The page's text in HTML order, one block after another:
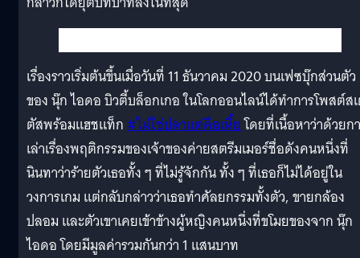
เรื่องราวเริ่มต้นขึ้นเมื่อวันที่ 11 ธันวาคม 2020 บนเฟซบุ๊กส่วนตัว
ของ นุ๊ก ไอดอ บิวตี้บล็อกเกอ ในโลกออนไลน์ได้ทำการโพสต์ส
ตัสพร้อมแฮชแท็ก#ไม่ใช่ปลาแต่คือเหี้ยโดยที่เนื้อหาว่าด้วยก
เล่าเรื่องพฤติกรรมของเจ้าของค่ายสตรีมเมอร์ชื่อดังคนหนึ่งที่
นินทาว่าร้ายตัวเธอทั้ง ๆ ที่ไม่รู้จักกัน ทั้ง ๆ ที่เธอก็ไม่ได้อยู่ใน
วงการเกม แต่กลับกล่าวว่าเธอทำศัลยกรรมทั้งตัว, ขายกล้อง
ปลอม และตัวเขาเคยเข้าข้างผู้หญิงคนหนึ่งที่ขโมยของจาก นุ๊ก
ไอดอ โดยมีมูลค่ารวมกันกว่า 1 แสนบาท